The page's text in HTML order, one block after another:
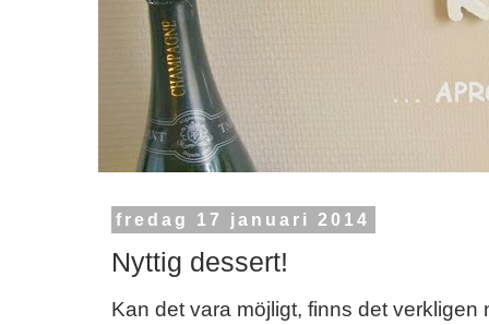
fredag 17 januari 2014
Nyttig dessert!
Kan det vara möjligt, finns det